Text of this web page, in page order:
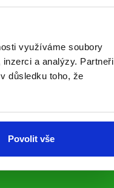
využíváme soubory
a analýzy. Partneři
důsledku toho, že
Povolit vše
ověření
o krocích, jimiž